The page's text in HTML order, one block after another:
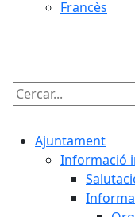
Francès
Cercar:
Ajuntament
Informació